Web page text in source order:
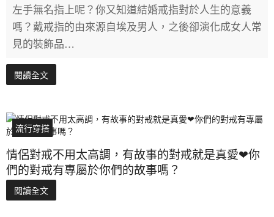
左手無名指上呢？你又知道結婚戒指對於人生的意義
嗎？戴戒指的由來源自埃及男人，之後卻演化成女人常
見的裝飾品…
閱讀全文
流行穿搭
情侶對戒不用太高調，有故事的對戒就是真愛❤你
們的對戒有專屬於你們的故事嗎？
閱讀全文